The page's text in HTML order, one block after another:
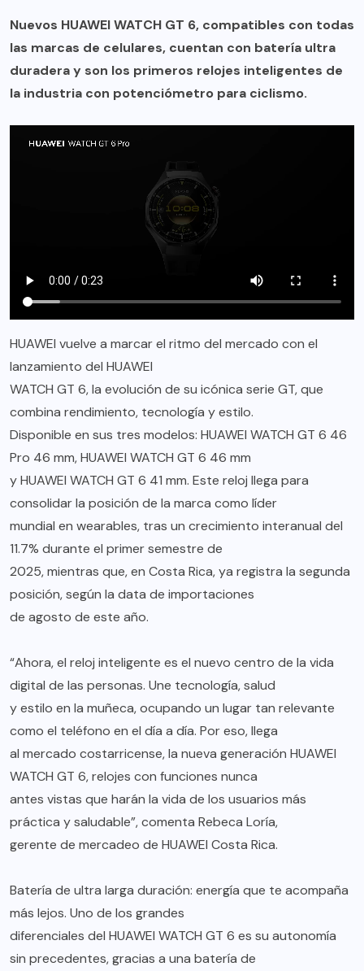
Nuevos HUAWEI WATCH GT 6, compatibles con todas
las marcas de celulares, cuentan con batería ultra
duradera y son los primeros relojes inteligentes de
la industria con potenciómetro para ciclismo.
HUAWEI vuelve a marcar el ritmo del mercado con el
lanzamiento del HUAWEI
WATCH GT 6, la evolución de su icónica serie GT, que
combina rendimiento, tecnología y estilo.
Disponible en sus tres modelos: HUAWEI WATCH GT 6 46
Pro 46 mm, HUAWEI WATCH GT 6 46 mm
y HUAWEI WATCH GT 6 41 mm. Este reloj llega para
consolidar la posición de la marca como líder
mundial en wearables, tras un crecimiento interanual del
11.7% durante el primer semestre de
2025, mientras que, en Costa Rica, ya registra la segunda
posición, según la data de importaciones
de agosto de este año.
“Ahora, el reloj inteligente es el nuevo centro de la vida
digital de las personas. Une tecnología, salud
y estilo en la muñeca, ocupando un lugar tan relevante
como el teléfono en el día a día. Por eso, llega
al mercado costarricense, la nueva generación HUAWEI
WATCH GT 6, relojes con funciones nunca
antes vistas que harán la vida de los usuarios más
práctica y saludable”, comenta Rebeca Loría,
gerente de mercadeo de HUAWEI Costa Rica.
Batería de ultra larga duración: energía que te acompaña
más lejos. Uno de los grandes
diferenciales del HUAWEI WATCH GT 6 es su autonomía
sin precedentes, gracias a una batería de